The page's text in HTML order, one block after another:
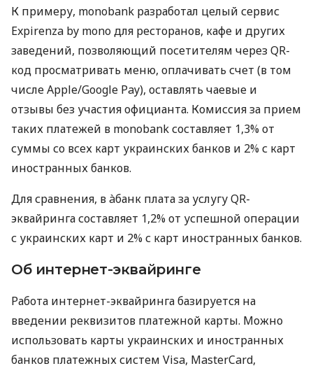
К примеру, monobank разработал целый сервис
Expirenza by mono для ресторанов, кафе и других
заведений, позволяющий посетителям через QR-
код просматривать меню, оплачивать счет (в том
числе Apple/Google Pay), оставлять чаевые и
отзывы без участия официанта. Комиссия за прием
таких платежей в monobank составляет 1,3% от
суммы со всех карт украинских банков и 2% с карт
иностранных банков.
Для сравнения, в àбанк плата за услугу QR-
эквайринга составляет 1,2% от успешной операции
с украинских карт и 2% с карт иностранных банков.
Об интернет-эквайринге
Работа интернет-эквайринга базируется на
введении реквизитов платежной карты. Можно
использовать карты украинских и иностранных
банков платежных систем Visa, MasterCard,